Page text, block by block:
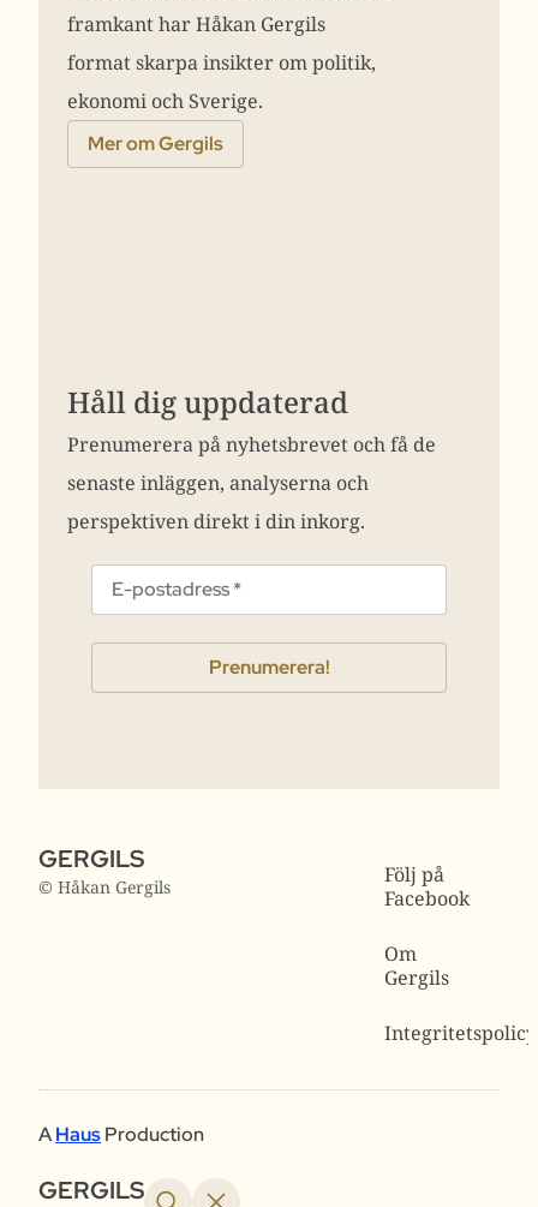
framkant har Håkan Gergils
format skarpa insikter om politik,
ekonomi och Sverige.
Mer om Gergils
Håll dig uppdaterad
Prenumerera på nyhetsbrevet och få de
senaste inläggen, analyserna och
perspektiven direkt i din inkorg.
GERGILS
© Håkan Gergils
Följ på
Facebook
Om
Gergils
Integritetspolicy
AHausProduction
GERGILS